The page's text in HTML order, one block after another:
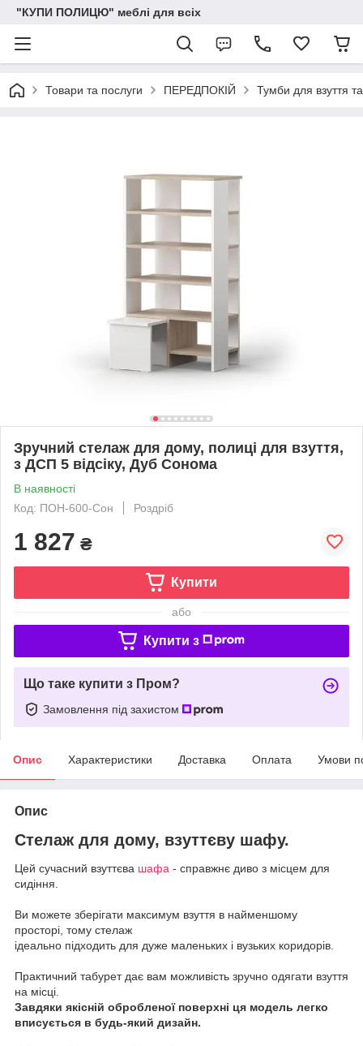
"КУПИ ПОЛИЦЮ" меблі для всіх
Товари та послуги ПЕРЕДПОКІЙ Тумби для взуття
Зручний стелаж для дому, полиці для взуття,
з ДСП 5 відсіку, Дуб Сонома
В наявності
Код: ПОН-600-Сон
Роздріб
1 827 ₴
Купити
або
Купити з
Що таке купити з Пром?
Замовлення під захистом
Опис Характеристики Доставка Оплата Умови
Опис
Стелаж для дому, взуттєву шафу.
Цей сучасний взуттєва шафа - справжнє диво з місцем для
сидіння.
Ви можете зберігати максимум взуття в найменшому
просторі, тому стелаж
ідеально підходить для дуже маленьких і вузьких коридорів.
Практичний табурет дає вам можливість зручно одягати взуття
на місці.
Завдяки якісній обробленої поверхні ця модель легко
вписується в будь-який дизайн.